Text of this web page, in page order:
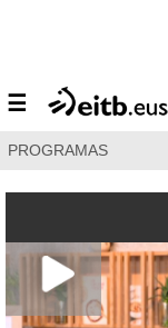
☰
PROGRAMAS